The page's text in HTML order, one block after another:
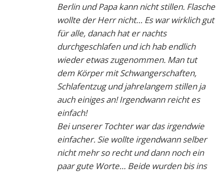
Berlin und Papa kann nicht stillen. Flasche
wollte der Herr nicht… Es war wirklich gut
für alle, danach hat er nachts
durchgeschlafen und ich hab endlich
wieder etwas zugenommen. Man tut
dem Körper mit Schwangerschaften,
Schlafentzug und jahrelangem stillen ja
auch einiges an! Irgendwann reicht es
einfach!
Bei unserer Tochter war das irgendwie
einfacher. Sie wollte irgendwann selber
nicht mehr so recht und dann noch ein
paar gute Worte… Beide wurden bis ins